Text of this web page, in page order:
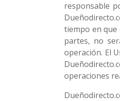
responsable
tiempo en
partes, no
operación. El
operaciones